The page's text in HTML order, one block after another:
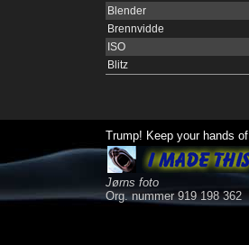
Blender
Brennvidde
ISO
Blitz
Trump! Keep your hands of
Jørns foto
Org. nummer 919 198 362